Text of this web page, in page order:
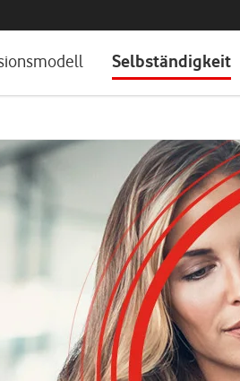
Selbständigkeit